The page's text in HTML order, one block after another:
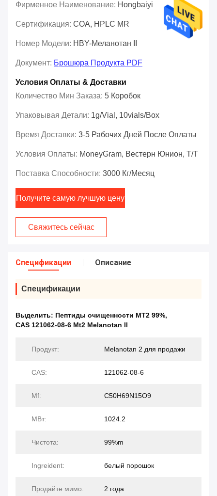
Фирменное Наименование: Hongbaiyi
Сертификация: COA, HPLC MR
Номер Модели: HBY-Меланотан II
Документ: Брошюра Продукта PDF
Условия Оплаты & Доставки
Количество Мин Заказа: 5 Коробок
Упаковывая Детали: 1g/vial, 10vials/box
Время Доставки: 3-5 Рабочих Дней После Оплаты
Условия Оплаты: MoneyGram, Вестерн Юнион, Т/Т
Поставка Способности: 3000 Кг/месяц
Получите самую лучшую цену
Свяжитесь сейчас
Спецификации Описание
Спецификации
Выделить: Пептиды очищенности MT2 99%,
CAS 121062-08-6 Mt2 Melanotan II
Продукт: Melanotan 2 для продажи
CAS: 121062-08-6
Mf: C50H69N15O9
МВт: 1024.2
Чистота: 99%m
Ingreident: белый порошок
Продайте мимо: 2 года